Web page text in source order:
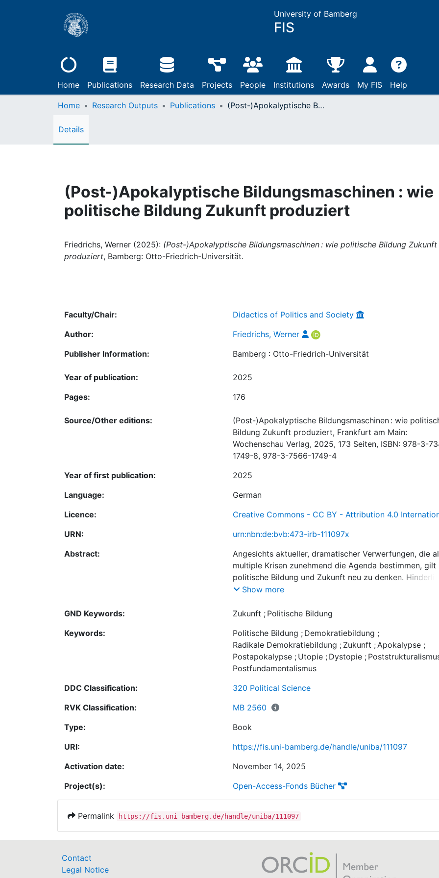
University of Bamberg
FIS
Home Publications Research Data Projects People Institutions Awards My FIS Help
Home Research Outputs Publications (Post-)Apokalyptische Bildungsmaschinen : wie politische Bildung Zukunft produziert
Details
(Post-)Apokalyptische Bildungsmaschinen : wie
politische Bildung Zukunft produziert
Friedrichs, Werner (2025): (Post-)Apokalyptische Bildungsmaschinen : wie politische Bildung Zukunft
produziert, Bamberg: Otto-Friedrich-Universität.
Faculty/Chair:
Didactics of Politics and Society
Author:
Friedrichs, Werner
Publisher Information:
Bamberg : Otto-Friedrich-Universität
Year of publication:
2025
Pages:
176
Source/Other editions:
(Post-)Apokalyptische Bildungsmaschinen : wie
Bildung Zukunft produziert, Frankfurt am Main:
Wochenschau Verlag, 2025, 173 Seiten, ISBN: 978-3-
1749-8, 978-3-7566-1749-4
Year of first publication:
2025
Language:
German
Licence:
Creative Commons - CC BY - Attribution 4.0
URN:
urn:nbn:de:bvb:473-irb-111097x
Abstract:
Angesichts aktueller, dramatischer Verwerfungen, die
multiple Krisen zunehmend die Agenda bestimmen, gilt
politische Bildung und Zukunft neu zu denken. Hinderlich
ist dabei, dass uns angestammte Denkfiguren mit
gleichen Pfade führen. Der Autor rekonstruiert jenseits
Vermittlungsapparat, der in einem maschinistischen
Zukunft produziert. Der Text entfaltet sich spekulativ,
fragmentarisch und assoziativ - jenseits linearer
Argumentationsstränge und klassischer Bildungsrhetorik.
Show more
GND Keywords: Zukunft ; Politische Bildung
Keywords:
Politische Bildung ; Demokratiebildung ;
Radikale Demokratiebildung ; Zukunft ;Apokalypse ;
Postapokalypse ; Utopie ; Dystopie ;
Postfundamentalismus
DDC Classification:
320 Political Science
RVK Classification:
MB 2560
Type:
Book
URI:
https://fis.uni-bamberg.de/handle/uniba/111097
Activation date:
November 14, 2025
Project(s):
Open-Access-Fonds Bücher
Permalink https://fis.uni-bamberg.de/handle/uniba/111097
Contact
Legal Notice